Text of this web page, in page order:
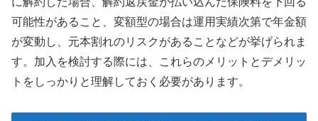
可能性があること、変額型の場合は運用実績次第で年金額
が変動し、元本割れのリスクがあることなどが挙げられま
す。加入を検討する際には、これらのメリットとデメリッ
トをしっかりと理解しておく必要があります。